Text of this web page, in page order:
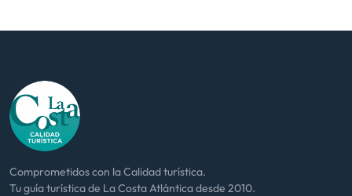
Comprometidos con la Calidad turística.
Tu guía turística de La Costa Atlántica desde 2010.